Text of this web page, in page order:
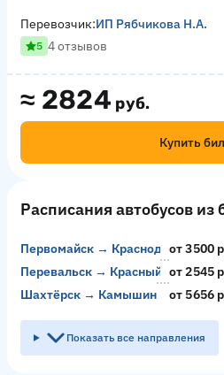
≈ 2824 руб.
Купить
Перевозчик:ИП Рябчикова Н.А.
5 4 отзывов
Расписания автобусов
Первомайск → Краснодарот 3500
Перевальск → Красный Колос
от 2545
Шахтёрск → Камышин
от 5656
Показать все направления